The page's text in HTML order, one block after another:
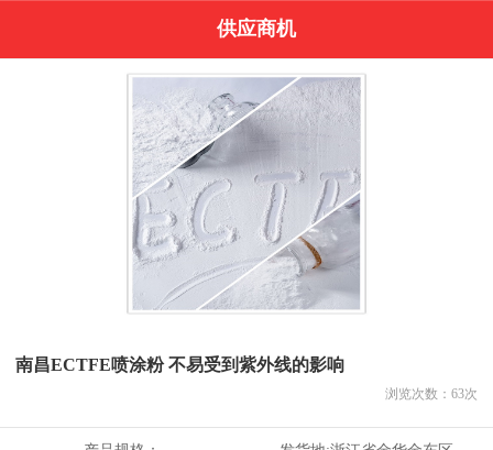
供应商机
南昌ECTFE喷涂粉 不易受到紫外线的影响
浏览次数： 63次